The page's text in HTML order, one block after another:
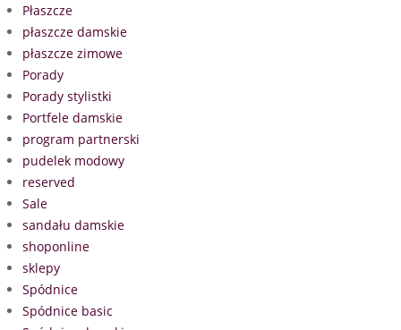
Płaszcze
płaszcze damskie
płaszcze zimowe
Porady
Porady stylistki
Portfele damskie
program partnerski
pudelek modowy
reserved
Sale
sandału damskie
shoponline
sklepy
Spódnice
Spódnice basic